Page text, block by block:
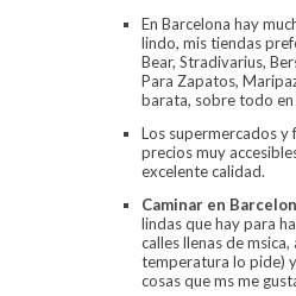
En Barcelona hay
lindo, mis tiendas
Bear, Stradivarius,
Para Zapatos,
barata, sobre todo en
Los supermercados y
precios muy
excelente calidad.
Caminar en
lindas que hay para
calles llenas de
temperatura lo pide)
cosas que ms me